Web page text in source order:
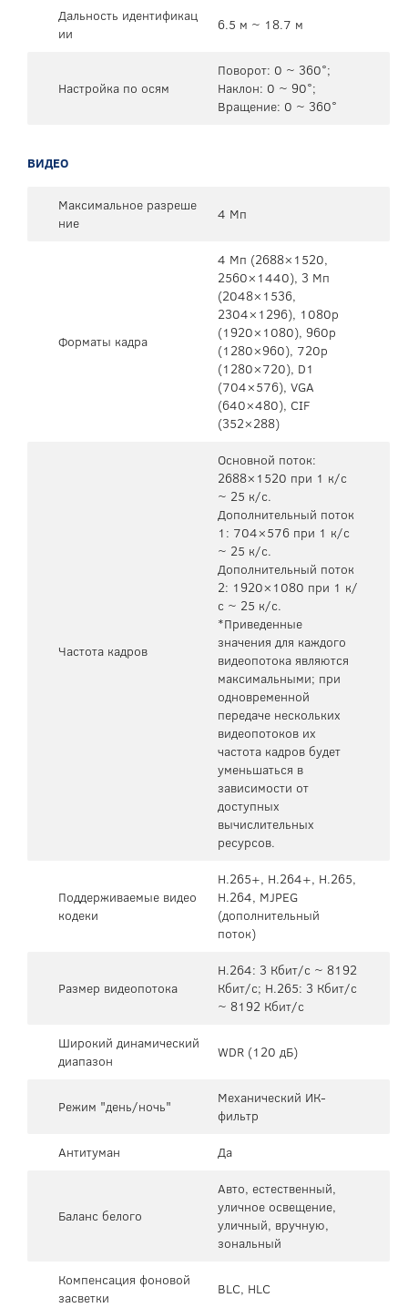
Дальность идентификац
ии
6.5 м ~ 18.7 м
Настройка по осям
Поворот: 0 ~ 360°;
Наклон: 0 ~ 90°;
Вращение: 0 ~ 360°
ВИДЕО
Максимальное разреше
ние
4 Мп
Форматы кадра
4 Мп (2688×1520,
2560×1440), 3 Мп
(2048×1536,
2304×1296), 1080p
(1920×1080), 960p
(1280×960), 720p
(1280×720), D1
(704×576), VGA
(640×480), CIF
(352×288)
Частота кадров
Основной поток:
2688×1520 при 1 к/с
~ 25 к/с.
Дополнительный поток
1: 704×576 при 1 к/с
~ 25 к/с.
Дополнительный поток
2: 1920×1080 при 1 к/
с ~ 25 к/с.
*Приведенные
значения для каждого
видеопотока являются
максимальными; при
одновременной
передаче нескольких
видеопотоков их
частота кадров будет
уменьшаться в
зависимости от
доступных
вычислительных
ресурсов.
Поддерживаемые видео
кодеки
H.265+, H.264+, H.265,
H.264, MJPEG
(дополнительный
поток)
Размер видеопотока
H.264: 3 Кбит/с ~ 8192
Кбит/с; H.265: 3 Кбит/с
~ 8192 Кбит/с
Широкий динамический
диапазон
WDR (120 дБ)
Режим "день/ночь"
Механический ИК-
фильтр
Антитуман
Да
Баланс белого
Авто, естественный,
уличное освещение,
уличный, вручную,
зональный
Компенсация фоновой
засветки
BLC, HLC